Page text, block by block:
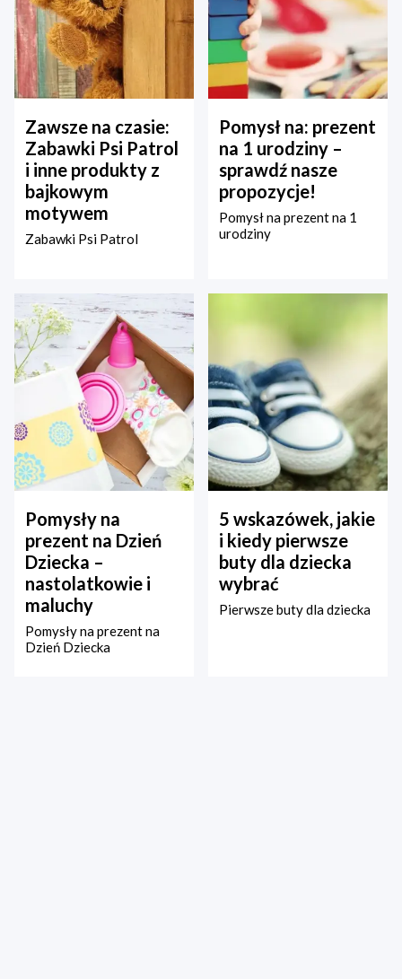
Zawsze na czasie:
Zabawki Psi Patrol
i inne produkty z
bajkowym
motywem
Zabawki Psi Patrol
Pomysł na: prezent
na 1 urodziny –
sprawdź nasze
propozycje!
Pomysł na prezent na 1
urodziny
Pomysły na
prezent na Dzień
Dziecka –
nastolatkowie i
maluchy
Pomysły na prezent na
Dzień Dziecka
5 wskazówek, jakie
i kiedy pierwsze
buty dla dziecka
wybrać
Pierwsze buty dla dziecka